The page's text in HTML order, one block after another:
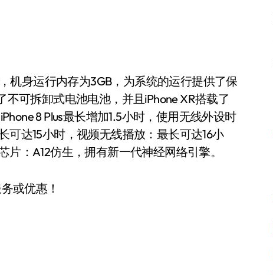
身运行内存为3GB，为系统的运行提供了保
可拆卸式电池电池，并且iPhone XR搭载了
8 Plus最长增加1.5小时，使用无线外设时
达15小时，视频无线播放：最长可达16小
：A12仿生，拥有新一代神经网络引擎。
或优惠！